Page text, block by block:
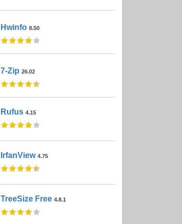
Hwinfo 8.50
7-Zip 26.02
Rufus 4.15
IrfanView 4.75
TreeSize Free 4.8.1